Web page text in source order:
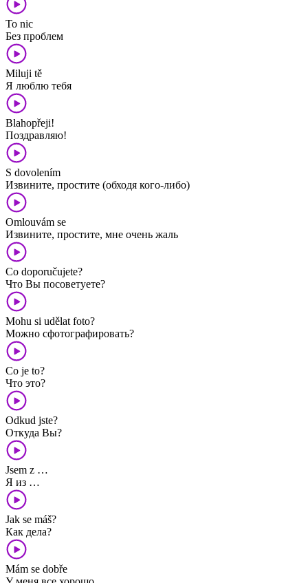
To nic
Без проблем
Miluji tě
Я люблю тебя
Blahopřeji!
Поздравляю!
S dovolením
Извините, простите (обходя кого-либо)
Omlouvám se
Извините, простите, мне очень жаль
Co doporučujete?
Что Вы посоветуете?
Mohu si udělat foto?
Можно сфотографировать?
Co je to?
Что это?
Odkud jste?
Откуда Вы?
Jsem z …
Я из …
Jak se máš?
Как дела?
Mám se dobře